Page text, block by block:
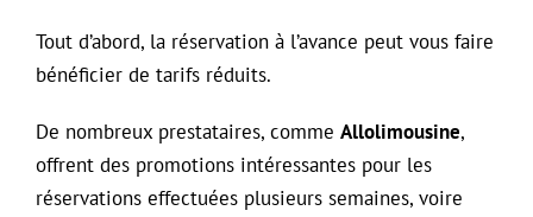
Tout d’abord, la réservation à l’avance peut vous faire
bénéficier de tarifs réduits.
De nombreux prestataires, comme Allolimousine,
offrent des promotions intéressantes pour les
réservations effectuées plusieurs semaines, voire